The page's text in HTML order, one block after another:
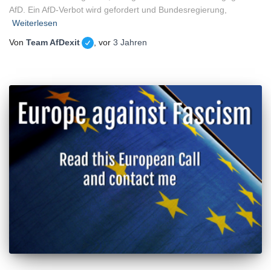
AfD. Ein AfD-Verbot wird gefordert und Bundesregierung,
Weiterlesen
Von Team AfDexit , vor 3 Jahren